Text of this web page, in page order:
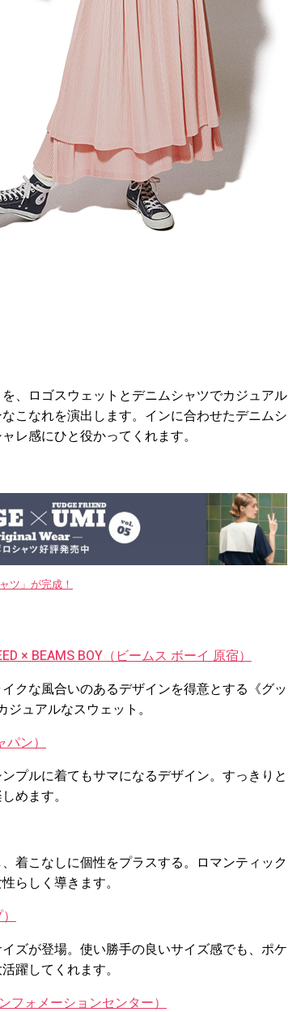
、ロゴスウェットとデニムシャツでカジュアル
こなれを演出します。インに合わせたデニムシ
レ感にひと役かってくれます。
ツ」が完成！
× BEAMS BOY（ビームス ボーイ 原宿）
クな風合いのあるデザインを得意とする《グッ
ュアルなスウェット。
パン）
プルに着てもサマになるデザイン。すっきりと
めます。
着こなしに個性をプラスする。ロマンティック
らしく導きます。
）
ズが登場。使い勝手の良いサイズ感でも、ポケ
躍してくれます。
フォメーションセンター）